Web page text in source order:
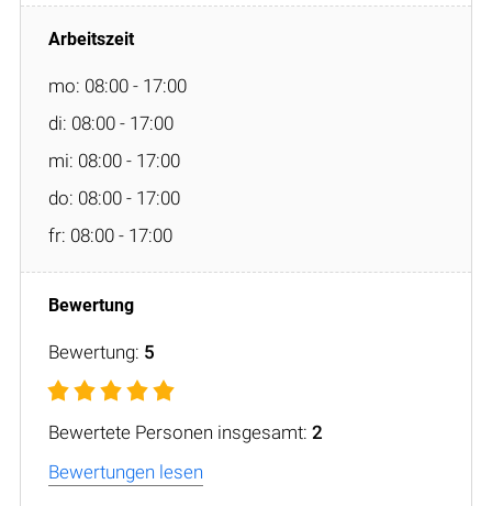
mo: 08:00 - 17:00
di: 08:00 - 17:00
mi: 08:00 - 17:00
do: 08:00 - 17:00
fr: 08:00 - 17:00
Bewertung: 5
Bewertete Personen insgesamt: 2
Bewertungen lesen